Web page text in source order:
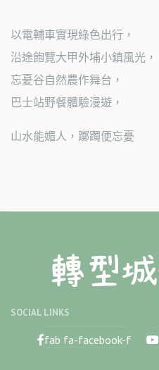
以電輔車實現綠色出行，
沿途飽覽大甲外埔小鎮風光，
忘憂谷自然農作舞台，
巴士站野餐體驗漫遊，
山水能媚人，躑躅便忘憂
SOCIAL LINKS
fab fa-facebook-f